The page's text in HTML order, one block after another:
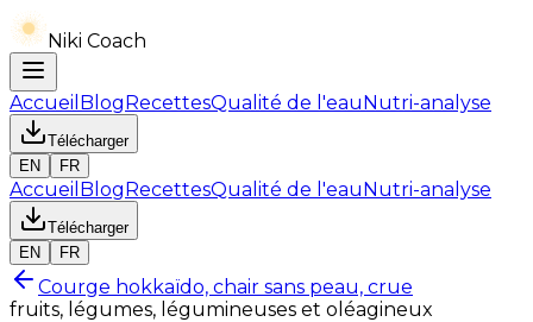
Niki Coach
Accueil BlogRecettesQualité de l'eauNutri-analyse
Télécharger
EN
FR
Accueil BlogRecettesQualité de l'eauNutri-analyse
Télécharger
EN
FR
Courge hokkaïdo, chair sans peau, crue
fruits, légumes, légumineuses et oléagineux